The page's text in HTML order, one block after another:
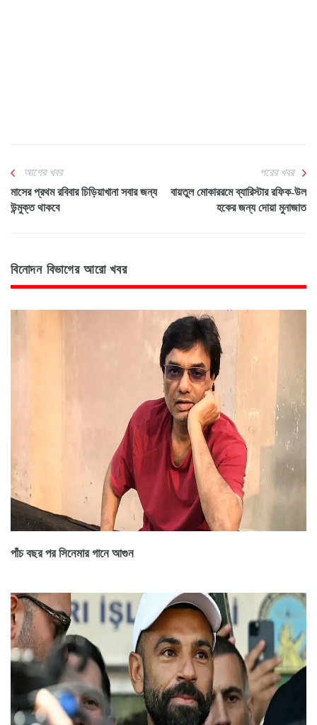
আগের খবর
মাসের প্রথম রবিবার চিড়িয়াখানা সবার জন্য
উন্মুক্ত থাকবে
পরের খবর
বায়তুল মোকাররমে ব্যারিস্টার রফিক-উল
হকের জন্য দোয়া মুনাজাত
বিনোদন বিভাগের আরো খবর
পাঁচ বছর পর সিনেমার গানে আগুন